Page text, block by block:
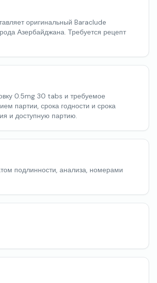
оригинальный Baraclude
Азербайджана. Требуется рецепт
0.5mg 30 tabs и требуемое
партии, срока годности и срока
и доступную партию.
подлинности, анализа, номерами